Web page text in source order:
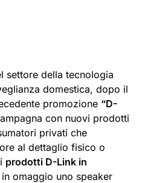
settore della tecnologia
domestica, dopo il
promozione “D-
con nuovi prodotti
privati che
al dettaglio fisico o
prodotti D-Link in
omaggio uno speaker